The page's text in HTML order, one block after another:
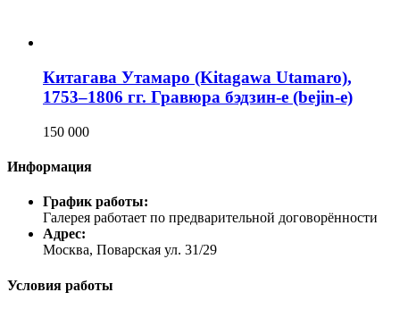
Китагава Утамаро (Kitagawa Utamaro),
1753–1806 гг. Гравюра бэдзин-е (bejin-e)
150 000
Информация
График работы:
Галерея работает по предварительной договорённости
Адрес:
Москва, Поварская ул. 31/29
Условия работы